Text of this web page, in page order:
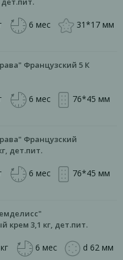
6 мес 31*17 мм
Французский 5 К
6 мес 76*45 мм
Французский
дет.пит.
6 мес 76*45 мм
крем 3,1 кг, дет.пит.
6 мес d 62 мм